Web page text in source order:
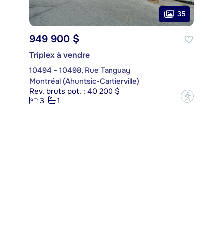
35
949 900 $
Triplex à vendre
10494 - 10498, Rue Tanguay
Montréal (Ahuntsic-Cartierville)
Rev. bruts pot. : 40 200 $
3
1 ?